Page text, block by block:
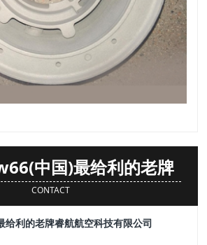
中国)最给利的老牌
CONTACT
利的老牌睿航航空科技有限公司